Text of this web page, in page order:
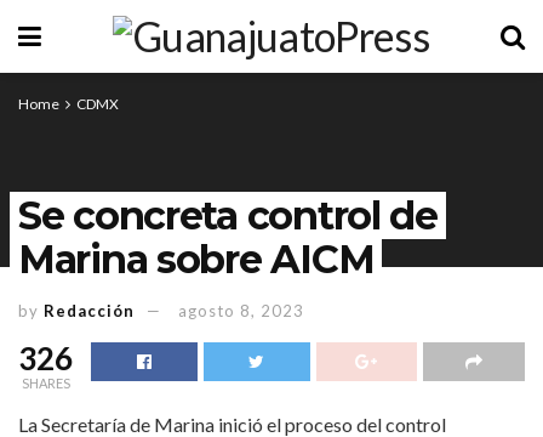
Home CDMX
Se concreta control de
Marina sobre AICM
by Redacción agosto 8, 2023
326
SHARES
La Secretaría de Marina inició el proceso del control